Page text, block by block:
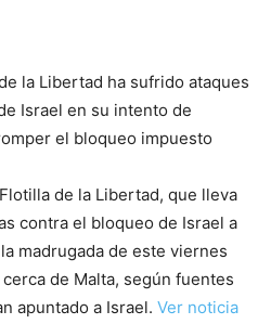
la Libertad ha sufrido ataques
Israel en su intento de
el bloqueo impuesto
de la Libertad, que lleva
contra el bloqueo de Israel a
madrugada de este viernes
de Malta, según fuentes
apuntado a Israel. Ver noticia